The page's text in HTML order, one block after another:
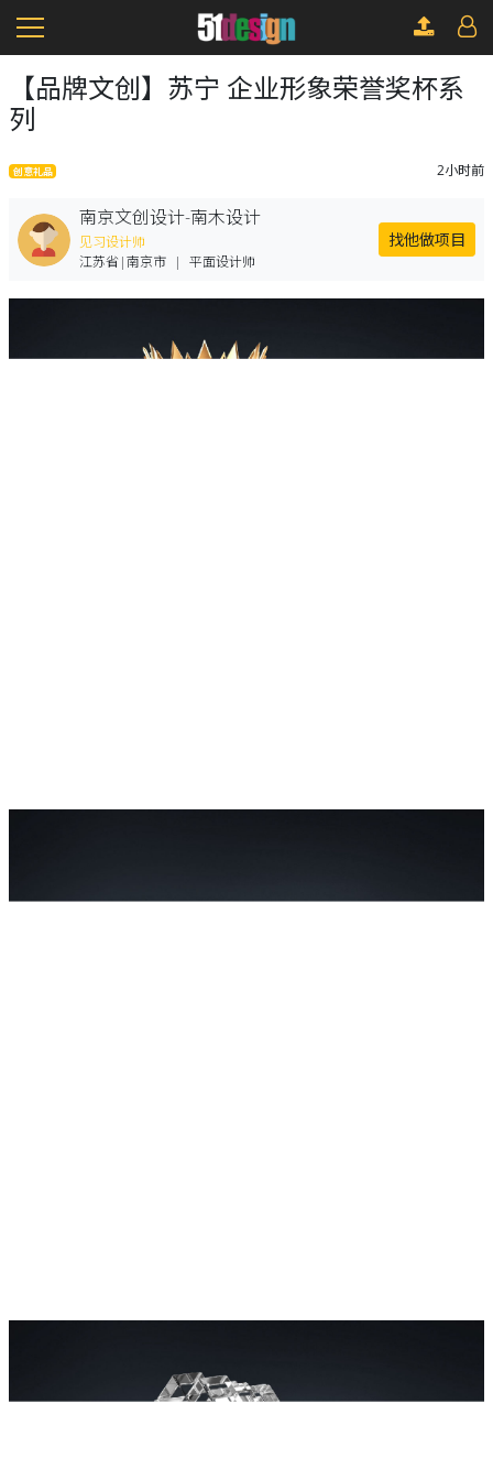
【品牌文创】苏宁 企业形象荣誉奖杯系
列
创意礼品 2小时前
南京文创设计-南木设计
见习设计师
江苏省|南京市 | 平面设计师
找他做项目